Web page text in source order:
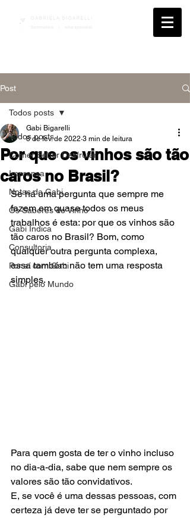
Post
Todos posts
Comer Beber Desfrutar
Imprensa
Notas da Gabi
Os Saberes do Vinho
Gabi Indica
Consultoria
Por aí com Gabi
Gabi pelo Mundo
Todos posts
Por que os vinhos são tão
caros no Brasil?
Gabi Bigarelli
8 de fev. de 2022 3 min de leitura
Se há uma pergunta que sempre me
fazem em quase todos os meus
trabalhos é esta: por que os vinhos são
tão caros no Brasil? Bom, como
qualquer outra pergunta complexa,
essa também não tem uma resposta
simples.
Para quem gosta de ter o vinho incluso
no dia-a-dia, sabe que nem sempre os
valores são tão convidativos.
E, se você é uma dessas pessoas, com
certeza já deve ter se perguntado por